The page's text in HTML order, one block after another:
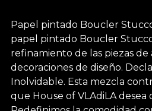
Papel pintado Boucler
papel pintado Boucler
refinamiento de las piezas
decoraciones de diseño.
Inolvidable. Esta mezcla
que House of VLAdiLA desea